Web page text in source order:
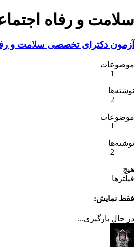
سلامت و رفاه
آزمون دکترای تخصصی سلامت و
موضوعات
1
نوشته‌ها
2
موضوعات
1
نوشته‌ها
2
هیچ
فیلترها
فقط نمایش:
در حال بارگیری...